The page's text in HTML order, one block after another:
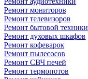
Ремонт мониторов
Ремонт телевизоров
Ремонт бытовой техники
Ремонт духовых шкафов
Ремонт кофеварок
Ремонт пылесосов
Ремонт СВЧ печей
Ремонт термопотов